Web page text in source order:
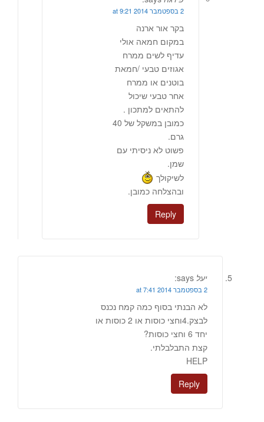
2 בספטמבר 2014 at 9:21
בקר אור ארנה
במקום חמאה אולי
עדיף לשים ממרח
אגוזים טבעי /חמאת
בוטנים או ממרח
אחר טבעי שיכול
להתאים למתכון .
כמובן במשקל של 40
גרם.
פשוט לא ניסיתי עם
שמן.
לשיקולך
ובהצלחה כמובן.
Reply
יעל says:
2 בספטמבר 2014 at 7:41
לא הבנתי בסוף כמה קמח נכנס
לבצק.4וחצי כוסות או 2 כוסות או
יחד 6 וחצי כוסות?
קצת התבלבלתי.
HELP
Reply